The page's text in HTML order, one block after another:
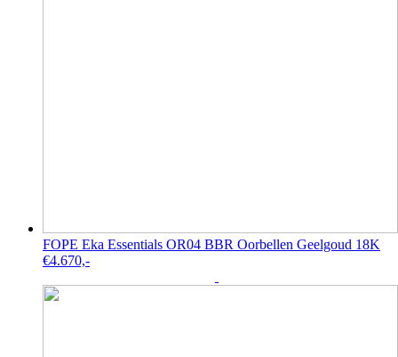
FOPE Eka Essentials OR04 BBR Oorbellen Geelgoud 18K
€4.670,-